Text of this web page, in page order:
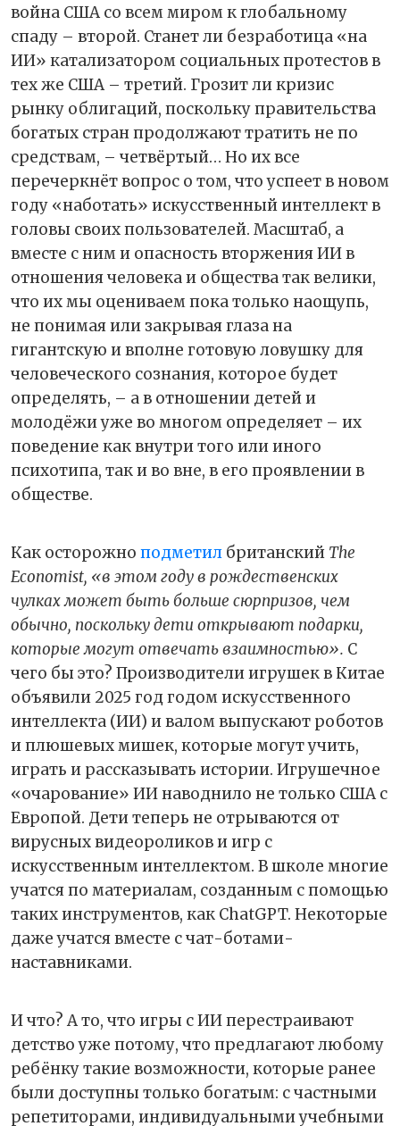
война США со всем миром к глобальному
спаду – второй. Станет ли безработица «на
ИИ» катализатором социальных протестов в
тех же США – третий. Грозит ли кризис
рынку облигаций, поскольку правительства
богатых стран продолжают тратить не по
средствам, – четвёртый… Но их все
перечеркнёт вопрос о том, что успеет в новом
году «наботать» искусственный интеллект в
головы своих пользователей. Масштаб, а
вместе с ним и опасность вторжения ИИ в
отношения человека и общества так велики,
что их мы оцениваем пока только наощупь,
не понимая или закрывая глаза на
гигантскую и вполне готовую ловушку для
человеческого сознания, которое будет
определять, – а в отношении детей и
молодёжи уже во многом определяет – их
поведение как внутри того или иного
психотипа, так и во вне, в его проявлении в
обществе.
Как осторожно подметил британский The
Economist, «в этом году в рождественских
чулках может быть больше сюрпризов, чем
обычно, поскольку дети открывают подарки,
которые могут отвечать взаимностью». С
чего бы это? Производители игрушек в Китае
объявили 2025 год годом искусственного
интеллекта (ИИ) и валом выпускают роботов
и плюшевых мишек, которые могут учить,
играть и рассказывать истории. Игрушечное
«очарование» ИИ наводнило не только США с
Европой. Дети теперь не отрываются от
вирусных видеороликов и игр с
искусственным интеллектом. В школе многие
учатся по материалам, созданным с помощью
таких инструментов, как ChatGPT. Некоторые
даже учатся вместе с чат-ботами-
наставниками.
И что? А то, что игры с ИИ перестраивают
детство уже потому, что предлагают любому
ребёнку такие возможности, которые ранее
были доступны только богатым: с частными
репетиторами, индивидуальными учебными